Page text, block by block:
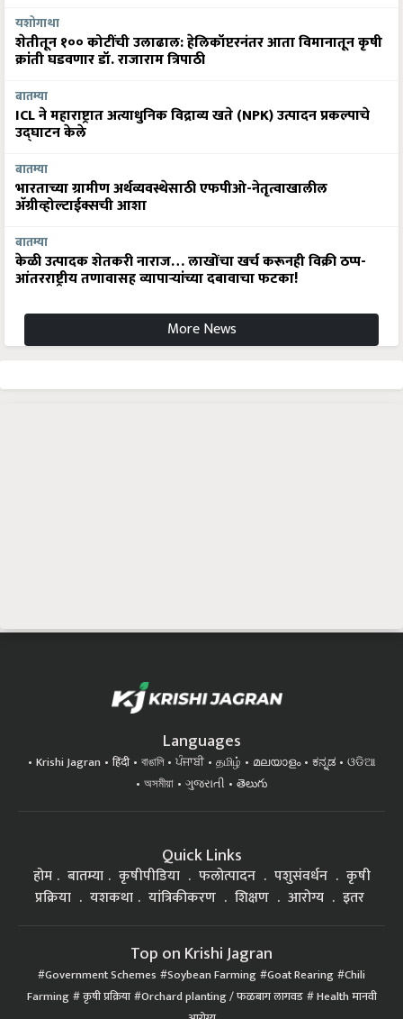
यशोगाथा
शेतीतून १०० कोटींची उलाढाल: हेलिकॉप्टरनंतर आता विमानातून कृषी
क्रांती घडवणार डॉ. राजाराम त्रिपाठी
बातम्या
ICL ने महाराष्ट्रात अत्याधुनिक विद्राव्य खते (NPK) उत्पादन प्रकल्पाचे
उद्घाटन केले
बातम्या
भारताच्या ग्रामीण अर्थव्यवस्थेसाठी एफपीओ-नेतृत्वाखालील
अ‍ॅग्रीव्होल्टाईक्सची आशा
बातम्या
केळी उत्पादक शेतकरी नाराज… लाखोंचा खर्च करूनही विक्री ठप्प-
आंतरराष्ट्रीय तणावासह व्यापाऱ्यांच्या दबावाचा फटका!
More News
Languages
Krishi Jagran हिंदी বাঙালি ਪੰਜਾਬੀ தமிழ் മലയാളം ಕನ್ನಡ
ଓଡିଆ
অসমীয়া
ગુજરાતી తెలుగు
Quick Links
होम बातम्या कृषीपीडिया फलोत्पादन पशुसंवर्धन
कृषी
प्रक्रिया
यशकथा यांत्रिकीकरण शिक्षण आरोग्य इतर
Top on Krishi Jagran
Government Schemes Soybean Farming Goat Rearing Chili
Farming कृषी प्रक्रिया Orchard planting / फळबाग लागवड Health मानवी